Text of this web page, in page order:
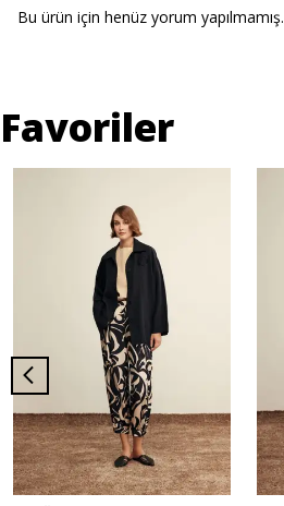
Bu ürün için henüz yorum yapılmamış.
Favoriler